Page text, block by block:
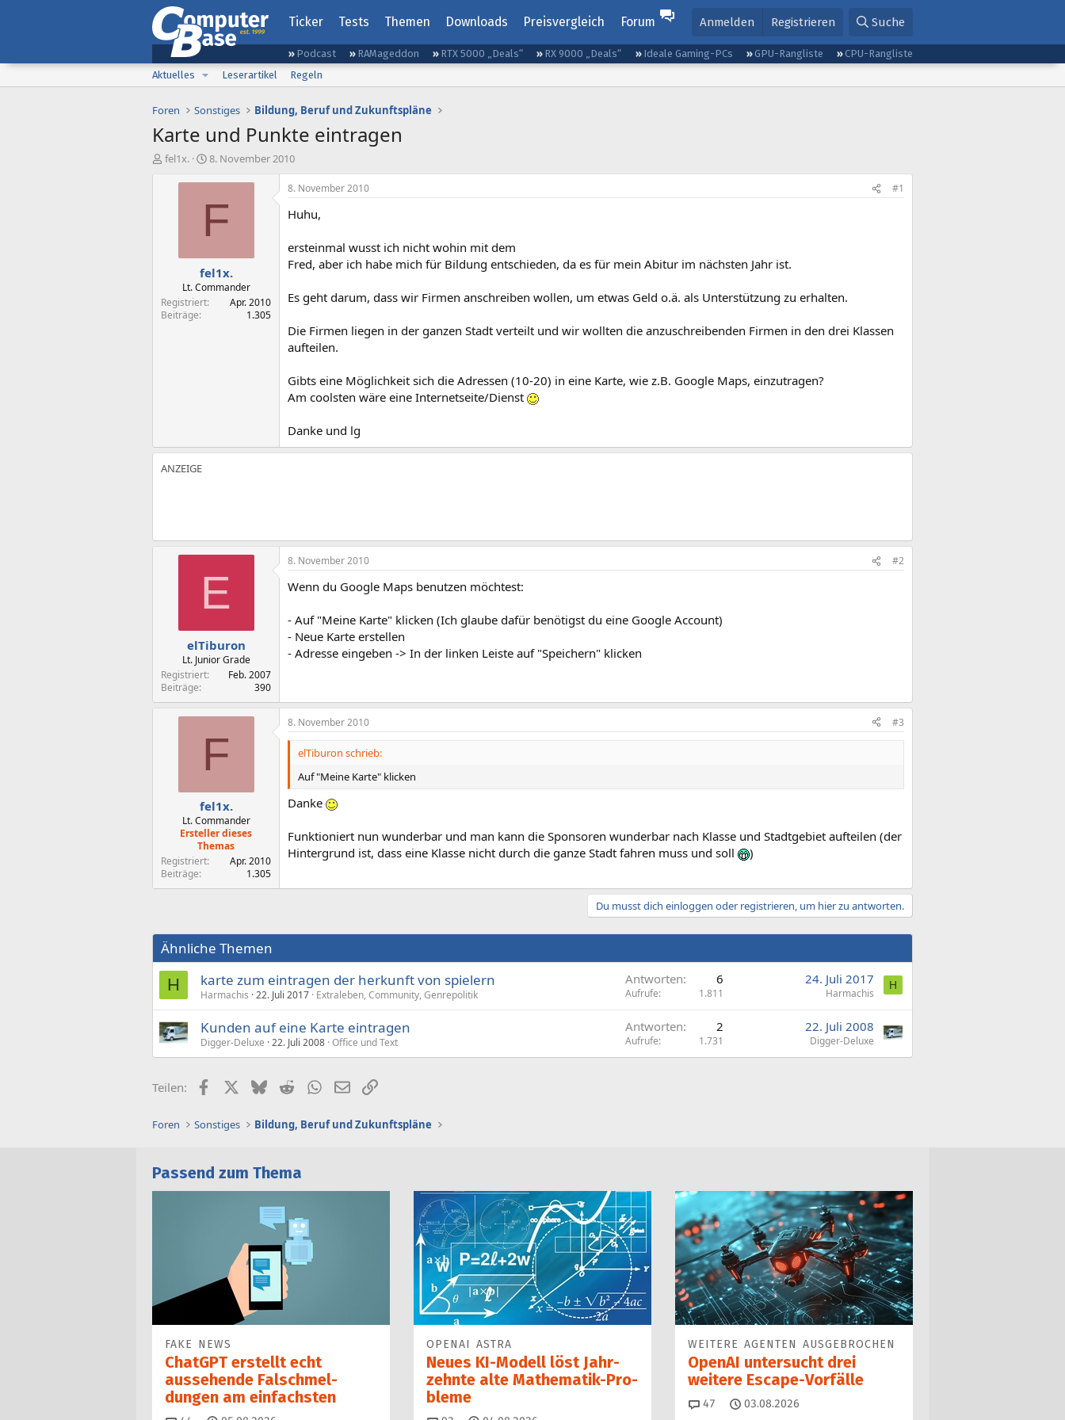
Ticker Tests Themen Downloads Preisvergleich Forum Anmelden Registrieren Suche
Podcast RAMageddon RTX 5000 „Deals“ RX 9000 „Deals“ Ideale Gaming-PCs GPU-Rangliste
CPU-Rangliste
Aktuelles
Leserartikel Regeln
Foren Sonstiges Bildung, Beruf und Zukunftspläne
Karte und Punkte eintragen
E
fel1x.
E
s
t
a
m
8. November 2010
F
fel1x.
Lt. Commander
Registriert
Apr. 2010
Beiträge
1.305
8. November 2010 #1
Huhu,
ersteinmal wusst ich nicht wohin mit dem
Fred, aber ich habe mich für Bildung entschieden, da es für mein Abitur im nächsten Jahr ist.
Es geht darum, dass wir Firmen anschreiben wollen, um etwas Geld o.ä. als Unterstützung zu erhalten.
Die Firmen liegen in der ganzen Stadt verteilt und wir wollten die anzuschreibenden Firmen in den drei Klassen
aufteilen.
Gibts eine Möglichkeit sich die Adressen (10-20) in eine Karte, wie z.B. Google Maps, einzutragen?
Am coolsten wäre eine Internetseite/Dienst
Danke und lg
E
elTiburon
Lt. Junior Grade
Registriert
Feb. 2007
Beiträge
390
8. November 2010 #2
Wenn du Google Maps benutzen möchtest:
- Auf "Meine Karte" klicken (Ich glaube dafür benötigst du eine Google Account)
- Neue Karte erstellen
- Adresse eingeben -> In der linken Leiste auf "Speichern" klicken
F
fel1x.
Lt. Commander
Ersteller dieses
Themas
Registriert
Apr. 2010
Beiträge
1.305
8. November 2010 #3
elTiburon schrieb:
Auf "Meine Karte" klicken
Danke
Funktioniert nun wunderbar und man kann die Sponsoren wunderbar nach Klasse und Stadtgebiet aufteilen (der
Hintergrund ist, dass eine Klasse nicht durch die ganze Stadt fahren muss und soll
)
Du musst dich einloggen oder registrieren, um hier zu antworten.
Ähnliche Themen
H karte zum eintragen der herkunft von spielern
Harmachis 22. Juli 2017 Extraleben, Community, Genrepolitik
Antworten 6
Aufrufe 1.811
24. Juli 2017
Harmachis
H
Kunden auf eine Karte eintragen
Digger-Deluxe 22. Juli 2008 Office und Text
Antworten 2
Aufrufe 1.731
22. Juli 2008
Digger-Deluxe
Teilen: FacebookX (Twitter)
BlueskyRedditWhatsApp
E-MailLink
Foren Sonstiges Bildung, Beruf und Zukunftspläne
Passend zum Thema
FAKE NEWS
ChatGPT erstellt echt
aussehende Falsch­mel­
dungen am einfachsten
OPENAI ASTRA
Neues KI-Modell löst Jahr­
zehn­te alte Ma­thematik-Pro­
ble­me
WEITERE AGENTEN AUSGEBROCHEN
OpenAI untersucht drei
weitere Escape-Vorfälle
47 Kommentare
03.08.2026